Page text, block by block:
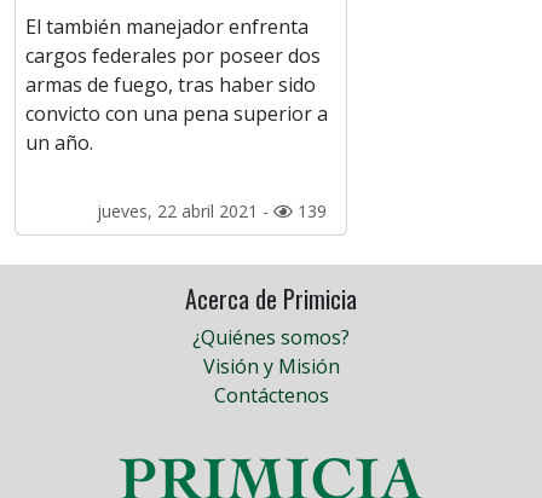
El también manejador enfrenta
cargos federales por poseer dos
armas de fuego, tras haber sido
convicto con una pena superior a
un año.
jueves, 22 abril 2021 - 139
Acerca de Primicia
¿Quiénes somos?
Visión y Misión
Contáctenos